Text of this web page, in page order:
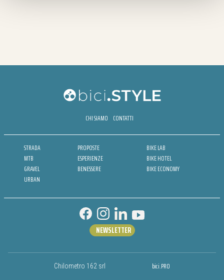
CHI SIAMO CONTATTI
STRADA
MTB
GRAVEL
URBAN
PROPOSTE
ESPERIENZE
BENESSERE
BIKE LAB
BIKE HOTEL
BIKE ECONOMY
Chilometro 162 srl bici.PRO
NEWSLETTER